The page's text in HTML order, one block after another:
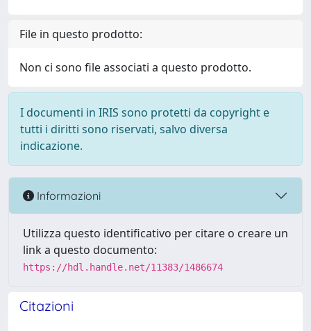
File in questo prodotto:
Non ci sono file associati a questo prodotto.
I documenti in IRIS sono protetti da copyright e
tutti i diritti sono riservati, salvo diversa
indicazione.
Informazioni
Utilizza questo identificativo per citare o creare un
link a questo documento:
https://hdl.handle.net/11383/1486674
Citazioni